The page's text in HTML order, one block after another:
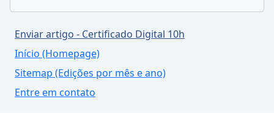
Enviar artigo - Certificado Digital 10h
Início (Homepage)
Sitemap (Edições por mês e ano)
Entre em contato